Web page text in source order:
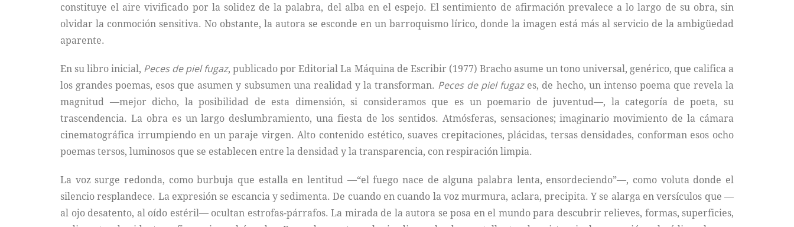
constituye el aire vivificado por la solidez de la palabra, del alba en el espejo. El sentimiento de afirmación prevalece a lo largo de su obra, sin
olvidar la conmoción sensitiva. No obstante, la autora se esconde en un barroquismo lírico, donde la imagen está más al servicio de la ambigüedad
aparente.
En su libro inicial, Peces de piel fugaz, publicado por Editorial La Máquina de Escribir (1977) Bracho asume un tono universal, genérico, que califica a
los grandes poemas, esos que asumen y subsumen una realidad y la transforman. Peces de piel fugazes, de hecho, un intenso poema que revela la
magnitud —mejor dicho, la posibilidad de esta dimensión, si consideramos que es un poemario de juventud—, la categoría de poeta, su
trascendencia. La obra es un largo deslumbramiento, una fiesta de los sentidos. Atmósferas, sensaciones; imaginario movimiento de la cámara
cinematográfica irrumpiendo en un paraje virgen. Alto contenido estético, suaves crepitaciones, plácidas, tersas densidades, conforman esos ocho
poemas tersos, luminosos que se establecen entre la densidad y la transparencia, con respiración limpia.
La voz surge redonda, como burbuja que estalla en lentitud —“el fuego nace de alguna palabra lenta, ensordeciendo”—, como voluta donde el
silencio resplandece. La expresión se escancia y sedimenta. De cuando en cuando la voz murmura, aclara, precipita. Y se alarga en versículos que —
al ojo desatento, al oído estéril— ocultan estrofas-párrafos. La mirada de la autora se posa en el mundo para descubrir relieves, formas, superficies,